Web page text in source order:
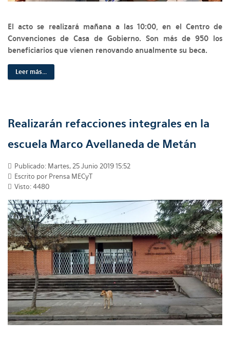
El acto se realizará mañana a las 10:00, en el Centro de
Convenciones de Casa de Gobierno. Son más de 950 los
beneficiarios que vienen renovando anualmente su beca.
Leer más...
Realizarán refacciones integrales en la
escuela Marco Avellaneda de Metán
Publicado: Martes, 25 Junio 2019 15:52
Escrito por Prensa MECyT
Visto: 4480